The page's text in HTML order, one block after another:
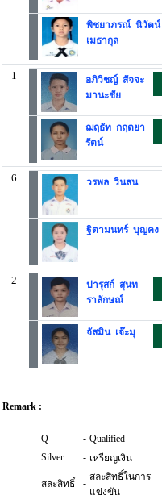
พิชยาภรณ์ นิวัตน์
เมธากุล
1
อภิวิชญ์ สัจจะ
มานะชัย
ฌฤธัท กฤตยา
รัตน์
6 วรพล วินสน
ฐิตามนทร์ บุญคง
2
ปารุสก์ สุนท
ราลักษณ์
จัสมิน เจ๊ะมุ
Remark :
Q - Qualified
Silver
- เหรียญเงิน
สละสิทธิ์ -
สละสิทธิ์ในการ
แข่งขัน